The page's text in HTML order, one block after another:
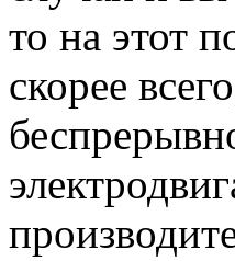
то на этот
скорее